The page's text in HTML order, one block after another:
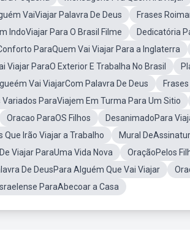
VaiViajar Palavra De Deus
Frases
IndoViajar Para O Brasil Filme
Dedicatória
ParaQuem Vai Viajar Para a Inglaterra
Viajar ParaO Exterior E Trabalha No Brasil
Vai ViajarCom Palavra De Deus
Variados ParaViajem Em Turma Para Um Sitio
Oracao ParaOS Filhos DesanimadoPara
Que Irão Viajar a Trabalho
Mural
Viajar ParaUma Vida Nova
OraçãoPelos
De DeusPara Alguém Que Vai Viajar
ParaAbecoar a Casa